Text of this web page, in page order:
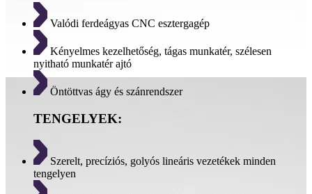
Valódi ferdeágyas CNC esztergagép
Kényelmes kezelhetőség, tágas munkatér, szélesen
nyitható munkatér ajtó
Öntöttvas ágy és szánrendszer
TENGELYEK:
Szerelt, precíziós, golyós lineáris vezetékek minden
tengelyen